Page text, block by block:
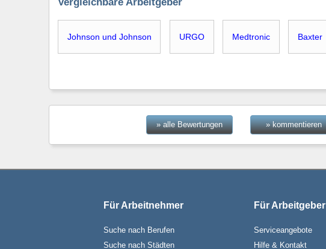
Johnson und Johnson URGO Medtronic Baxter
» alle Bewertungen » kommentieren
Für Arbeitnehmer
Suche nach Berufen
Suche nach Städten
Für Arbeitgeber
Serviceangebote
Hilfe & Kontakt